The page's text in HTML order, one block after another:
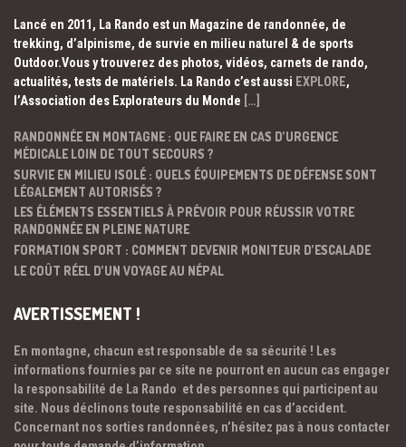
Lancé en 2011, La Rando est un Magazine de randonnée, de
trekking, d’alpinisme, de survie en milieu naturel & de sports
Outdoor.Vous y trouverez des photos, vidéos, carnets de rando,
actualités, tests de matériels. La Rando c’est aussi EXPLORE,
l’Association des Explorateurs du Monde […]
RANDONNÉE EN MONTAGNE : QUE FAIRE EN CAS D’URGENCE
MÉDICALE LOIN DE TOUT SECOURS ?
SURVIE EN MILIEU ISOLÉ : QUELS ÉQUIPEMENTS DE DÉFENSE SONT
LÉGALEMENT AUTORISÉS ?
LES ÉLÉMENTS ESSENTIELS À PRÉVOIR POUR RÉUSSIR VOTRE
RANDONNÉE EN PLEINE NATURE
FORMATION SPORT : COMMENT DEVENIR MONITEUR D’ESCALADE
LE COÛT RÉEL D’UN VOYAGE AU NÉPAL
AVERTISSEMENT !
En montagne, chacun est responsable de sa sécurité ! Les
informations fournies par ce site ne pourront en aucun cas engager
la responsabilité de La Rando et des personnes qui participent au
site. Nous déclinons toute responsabilité en cas d’accident.
Concernant nos sorties randonnées, n’hésitez pas à nous contacter